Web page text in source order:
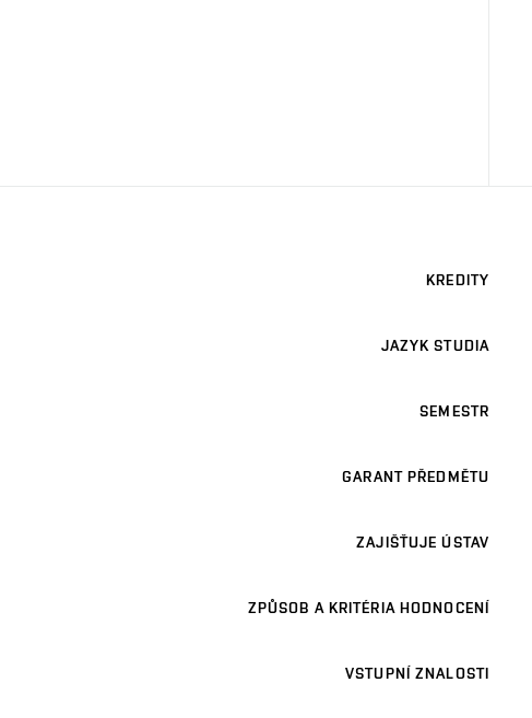
KREDITY
JAZYK STUDIA
SEMESTR
GARANT PŘEDMĚTU
ZAJIŠŤUJE ÚSTAV
ZPŮSOB A KRITÉRIA HODNOCENÍ
VSTUPNÍ ZNALOSTI